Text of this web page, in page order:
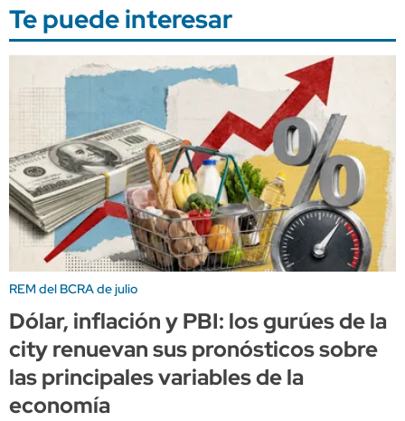
Te puede interesar
REM del BCRA de julio
Dólar, inflación y PBI: los gurúes de la
city renuevan sus pronósticos sobre
las principales variables de la
economía